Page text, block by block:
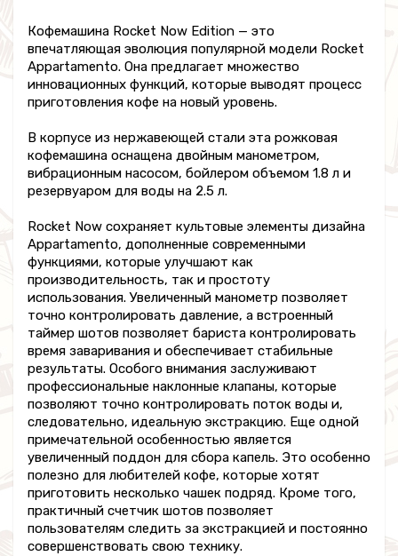
Кофемашина Rocket Now Edition — это
впечатляющая эволюция популярной модели Rocket
Appartamento. Она предлагает множество
инновационных функций, которые выводят процесс
приготовления кофе на новый уровень.
В корпусе из нержавеющей стали эта рожковая
кофемашина оснащена двойным манометром,
вибрационным насосом, бойлером объемом 1.8 л и
резервуаром для воды на 2.5 л.
Rocket Now сохраняет культовые элементы дизайна
Appartamento, дополненные современными
функциями, которые улучшают как
производительность, так и простоту
использования. Увеличенный манометр позволяет
точно контролировать давление, а встроенный
таймер шотов позволяет бариста контролировать
время заваривания и обеспечивает стабильные
результаты. Особого внимания заслуживают
профессиональные наклонные клапаны, которые
позволяют точно контролировать поток воды и,
следовательно, идеальную экстракцию. Еще одной
примечательной особенностью является
увеличенный поддон для сбора капель. Это особенно
полезно для любителей кофе, которые хотят
приготовить несколько чашек подряд. Кроме того,
практичный счетчик шотов позволяет
пользователям следить за экстракцией и постоянно
совершенствовать свою технику.